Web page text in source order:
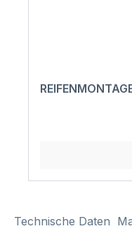
Technische Daten